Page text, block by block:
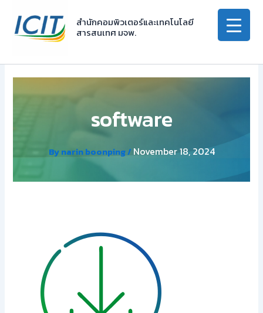
content
สำนักคอมพิวเตอร์และเทคโนโลยี
สารสนเทศ มจพ.
software
Bynarin boonping/ November 18, 2024